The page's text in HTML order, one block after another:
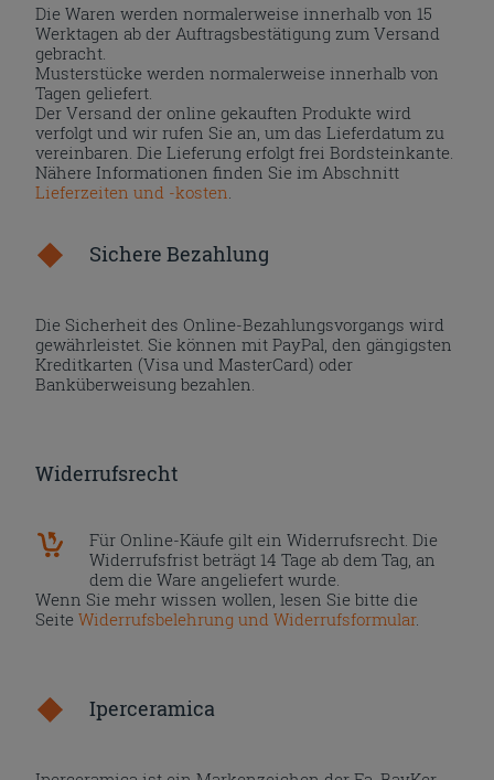
Die Waren werden normalerweise innerhalb von 15
Werktagen ab der Auftragsbestätigung zum Versand
gebracht.
Musterstücke werden normalerweise innerhalb von
Tagen geliefert.
Der Versand der online gekauften Produkte wird
verfolgt und wir rufen Sie an, um das Lieferdatum zu
vereinbaren. Die Lieferung erfolgt frei Bordsteinkante.
Nähere Informationen finden Sie im Abschnitt
Lieferzeiten und -kosten
Sichere Bezahlung
Die Sicherheit des Online-Bezahlungsvorgangs wird
gewährleistet. Sie können mit PayPal, den gängigsten
Kreditkarten (Visa und MasterCard) oder
Banküberweisung bezahlen.
Widerrufsrecht
Für Online-Käufe gilt ein Widerrufsrecht. Die
Widerrufsfrist beträgt 14 Tage ab dem Tag, an
dem die Ware angeliefert wurde.
Wenn Sie mehr wissen wollen, lesen Sie bitte die
SeiteWiderrufsbelehrung und Widerrufsformular.
Iperceramica